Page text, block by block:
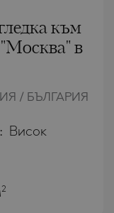
към
в
/ БЪЛГАРИЯ
Висок
2